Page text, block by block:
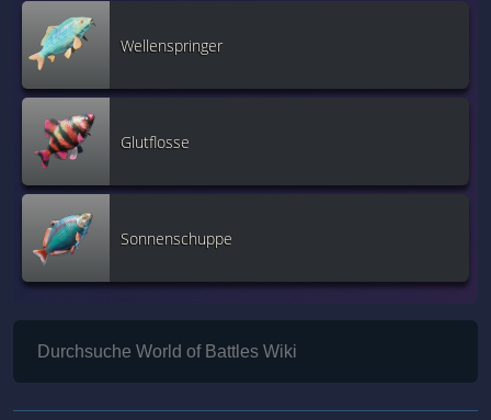
Wellenspringer
Glutflosse
Sonnenschuppe